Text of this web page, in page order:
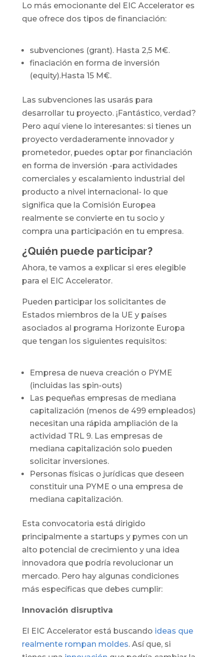
Lo más emocionante del EIC Accelerator es
que ofrece dos tipos de financiación:
subvenciones (grant). Hasta 2,5 M€.
finaciación en forma de inversión
(equity).Hasta 15 M€.
Las subvenciones las usarás para
desarrollar tu proyecto. ¡Fantástico, verdad?
Pero aquí viene lo interesantes: si tienes un
proyecto verdaderamente innovador y
prometedor, puedes optar por financiación
en forma de inversión -para actividades
comerciales y escalamiento industrial del
producto a nivel internacional- lo que
significa que la Comisión Europea
realmente se convierte en tu socio y
compra una participación en tu empresa.
¿Quién puede participar?
Ahora, te vamos a explicar si eres elegible
para el EIC Accelerator.
Pueden participar los solicitantes de
Estados miembros de la UE y países
asociados al programa Horizonte Europa
que tengan los siguientes requisitos:
Empresa de nueva creación o PYME
(incluidas las spin-outs)
Las pequeñas empresas de mediana
capitalización (menos de 499 empleados)
necesitan una rápida ampliación de la
actividad TRL 9. Las empresas de
mediana capitalización solo pueden
solicitar inversiones.
Personas físicas o jurídicas que deseen
constituir una PYME o una empresa de
mediana capitalización.
Esta convocatoria está dirigido
principalmente a startups y pymes con un
alto potencial de crecimiento y una idea
innovadora que podría revolucionar un
mercado. Pero hay algunas condiciones
más específicas que debes cumplir:
Innovación disruptiva
El EIC Accelerator está buscando ideas que
realmente rompan moldes. Así que, si